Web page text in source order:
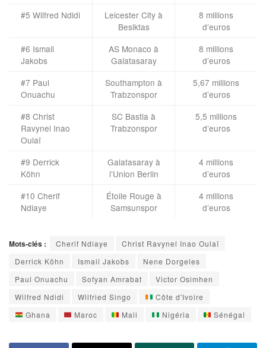
#5 Wilfred Ndidi
Leicester City à
Besiktas
8 millions
d’euros
#6 Ismail
Jakobs
AS Monaco à
Galatasaray
8 millions
d’euros
#7 Paul
Onuachu
Southampton à
Trabzonspor
5,67 millions
d’euros
#8 Christ
Ravynel Inao
Oulaï
SC Bastia à
Trabzonspor
5,5 millions
d’euros
#9 Derrick
Köhn
Galatasaray à
l’Union Berlin
4 millions
d’euros
#10 Cherif
Ndiaye
Étoile Rouge à
Samsunspor
4 millions
d’euros
Mots-clés : Cherif Ndiaye
Christ Ravynel Inao Oulaï
Derrick Köhn
Ismail Jakobs
Nene Dorgeles
Paul Onuachu
Sofyan Amrabat
Victor Osimhen
Wilfred Ndidi
Wilfried Singo
Côte d'Ivoire
Ghana
Maroc Mali Nigéria Sénégal